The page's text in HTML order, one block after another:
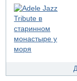
06.08.2026 08:11
Украинская
05.08.2026 18:30
Израиль провел
обороны "Хец"
05.08.2026 18:28
МАДА призывает